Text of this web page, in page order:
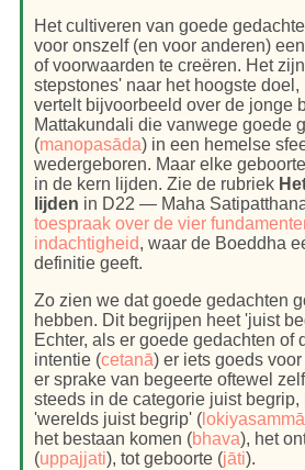
Het cultiveren van goede
voor onszelf (en voor anderen)
of voorwaarden te creëren. Het
stepstones' naar het hoogste doel,
vertelt bijvoorbeeld over de jonge
Mattakundali die vanwege goede
(manopasāda) in een hemelse
wedergeboren. Maar elke
in de kern lijden. Zie de rubriek
lijden in D22 — Maha
toespraak over de vier
indachtigheid, waar de Boeddha
definitie geeft.
Zo zien we dat goede gedachten
hebben. Dit begrijpen heet 'juist
Echter, als er goede gedachten of
intentie (cetanā) er iets goeds
er sprake van begeerte oftewel
steeds in de categorie juist begrip,
'werelds juist begrip' (
het bestaan komen (bhava), het
(uppajjati), tot geboorte (jāti).